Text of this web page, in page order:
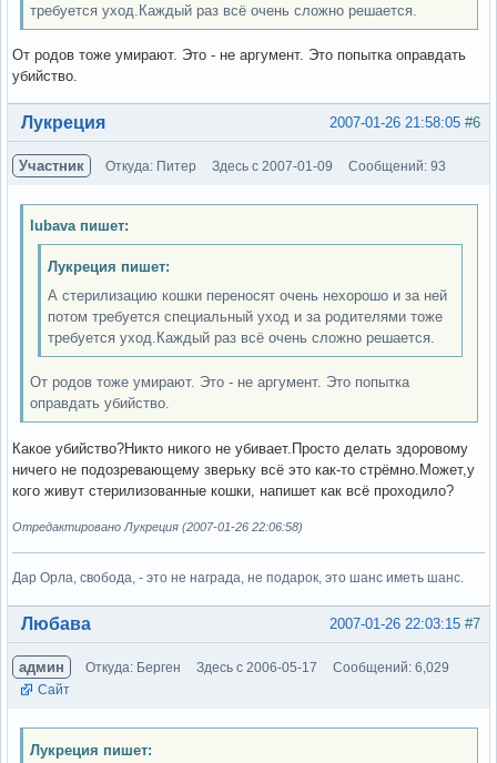
требуется уход.Каждый раз всё очень сложно решается.
От родов тоже умирают. Это - не аргумент. Это попытка оправдать
убийство.
Вне форума #6
2007-01-26 21:58:05
Лукреция
Участник Откуда: Питер Здесь с 2007-01-09 Сообщений: 93
lubava пишет:
Лукреция пишет:
А стерилизацию кошки переносят очень нехорошо и за ней
потом требуется специальный уход и за родителями тоже
требуется уход.Каждый раз всё очень сложно решается.
От родов тоже умирают. Это - не аргумент. Это попытка
оправдать убийство.
Какое убийство?Никто никого не убивает.Просто делать здоровому
ничего не подозревающему зверьку всё это как-то стрёмно.Может,у
кого живут стерилизованные кошки, напишет как всё проходило?
Отредактировано Лукреция (2007-01-26 22:06:58)
Дар Орла, свобода, - это не награда, не подарок, это шанс иметь шанс.
Вне форума #7
2007-01-26 22:03:15
Любава
админ Откуда: Берген Здесь с 2006-05-17
Сообщений: 6,029
Сайт
Лукреция пишет: